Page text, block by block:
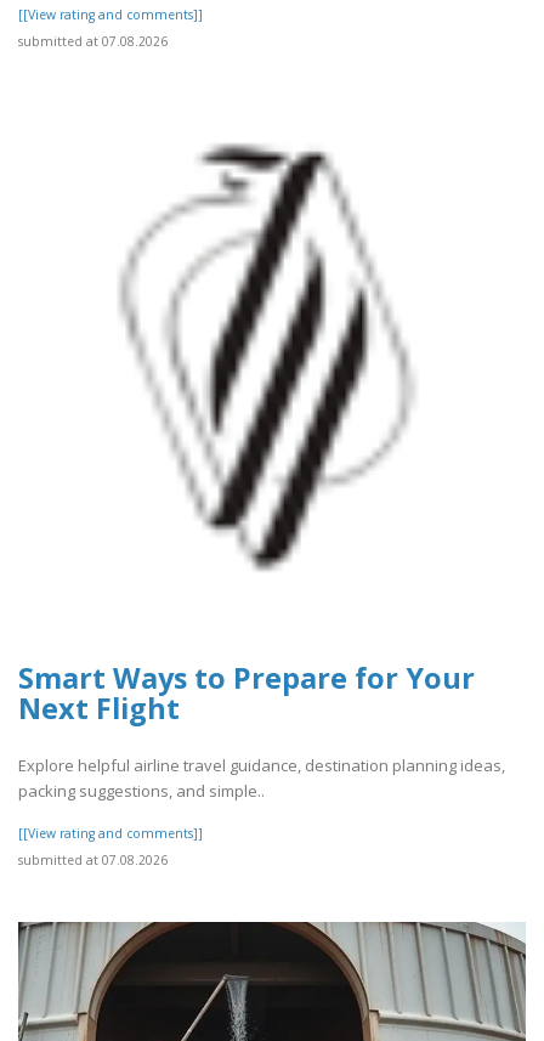
[[View rating and comments]]
submitted at 07.08.2026
Smart Ways to Prepare for Your
Next Flight
Explore helpful airline travel guidance, destination planning ideas,
packing suggestions, and simple..
[[View rating and comments]]
submitted at 07.08.2026